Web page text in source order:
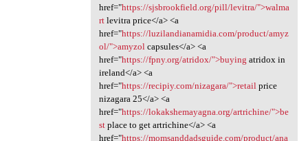
href="https://sjsbrookfield.org/pill/levitra/">walma
rtlevitra price</a> <a
href="https://luzilandianamidia.com/product/amyz
ol/">amyzol capsules</a> <a
href="https://fpny.org/atridox/">buying atridox in
ireland</a> <a
href="https://recipiy.com/nizagara/">retail price
nizagara 25</a> <a
href="https://lokakshemayagna.org/artrichine/">be
stplace to get artrichine</a> <a
href="https://momsanddadsguide.com/product/ana